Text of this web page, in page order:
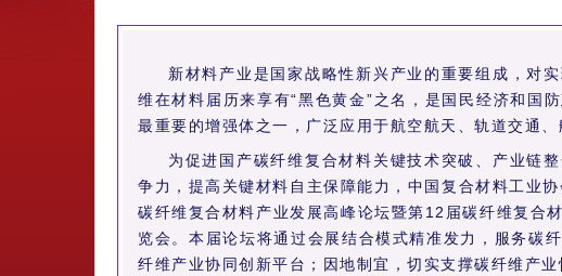
新材料产业是国家战略性新兴产业的重要组成，对
维在材料届历来享有“黑色黄金”之名，是国民经济和国
最重要的增强体之一，广泛应用于航空航天、轨道交通
为促进国产碳纤维复合材料关键技术突破、产业链
争力，提高关键材料自主保障能力，中国复合材料工业
碳纤维复合材料产业发展高峰论坛暨第12届碳纤维复合
览会。本届论坛将通过会展结合模式精准发力，服务碳
纤维产业协同创新平台；因地制宜，切实支撑碳纤维产